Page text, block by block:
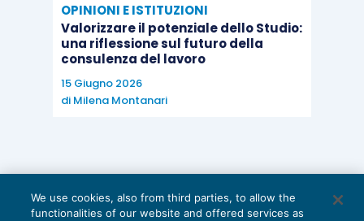
OPINIONI E ISTITUZIONI
Valorizzare il potenziale dello Studio:
una riflessione sul futuro della
consulenza del lavoro
15 Giugno 2026
di Milena Montanari
We use cookies, also from third parties, to allow the
functionalities of our website and offered services as